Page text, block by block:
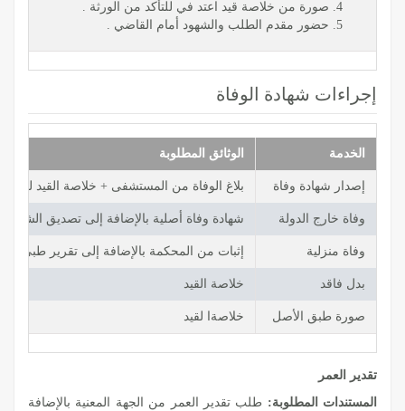
صورة من خلاصة قيد اعتد في للتأكد من الورثة .
حضور مقدم الطلب والشهود أمام القاضي .
إجراءات شهادة الوفاة
الخدمة الوثائق المطلوبة
إصدار شهادة وفاة بلاغ الوفاة من المستشفى + خلاصة القيد
وفاة خارج الدولة شهادة وفاة أصلية بالإضافة إلى تصديق
وفاة منزلية إثبات من المحكمة بالإضافة إلى تقرير طبي
بدل فاقد خلاصة القيد
صورة طبق الأصل خلاصةا لقيد
تقدير العمر
المستندات المطلوبة: طلب تقدير العمر من الجهة المعنية بالإضافة